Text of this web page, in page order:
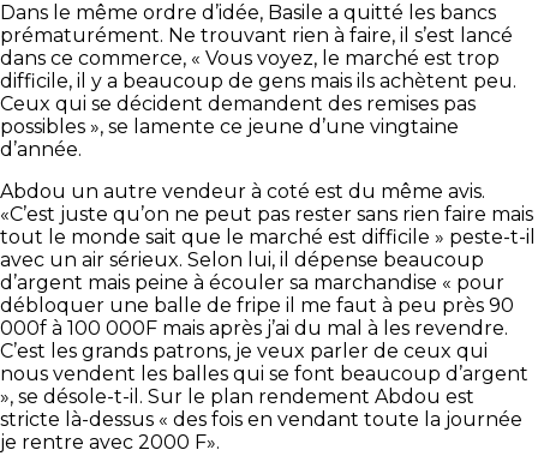
Dans le même ordre d’idée, Basile a quitté les bancs
prématurément. Ne trouvant rien à faire, il s’est lancé
dans ce commerce, « Vous voyez, le marché est trop
difficile, il y a beaucoup de gens mais ils achètent peu.
Ceux qui se décident demandent des remises pas
possibles », se lamente ce jeune d’une vingtaine
d’année.
Abdou un autre vendeur à coté est du même avis.
«C’est juste qu’on ne peut pas rester sans rien faire mais
tout le monde sait que le marché est difficile » peste-t-il
avec un air sérieux. Selon lui, il dépense beaucoup
d’argent mais peine à écouler sa marchandise « pour
débloquer une balle de fripe il me faut à peu près 90
000f à 100 000F mais après j’ai du mal à les revendre.
C’est les grands patrons, je veux parler de ceux qui
nous vendent les balles qui se font beaucoup d’argent
», se désole-t-il. Sur le plan rendement Abdou est
stricte là-dessus « des fois en vendant toute la journée
je rentre avec 2000 F».